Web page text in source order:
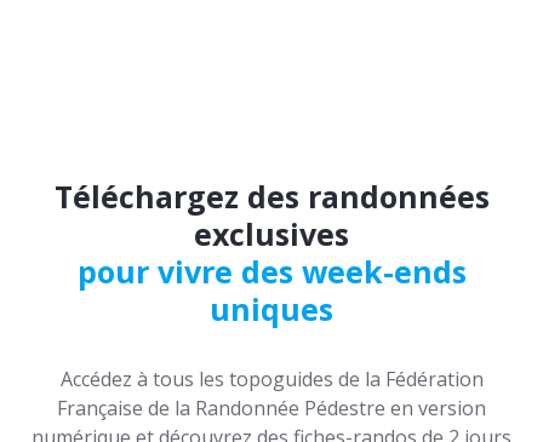
Téléchargez des randonnées
exclusives
pour vivre des week-ends
uniques
Accédez à tous les topoguides de la Fédération
Française de la Randonnée Pédestre en version